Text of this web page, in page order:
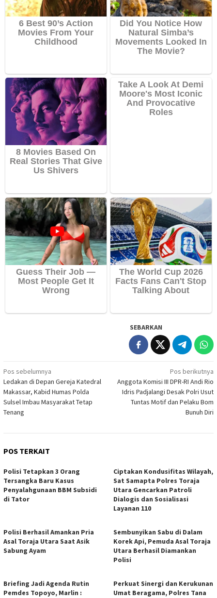
SEBARKAN
Navigasi
pos
Pos sebelumnya
Ledakan di Depan Gereja Katedral
Makassar, Kabid Humas Polda
Sulsel Imbau Masyarakat Tetap
Tenang
Pos berikutnya
Anggota Komisi III DPR-RI Andi Rio
Idris Padjalangi Desak Polri Usut
Tuntas Motif dan Pelaku Bom
Bunuh Diri
POS TERKAIT
Polisi Tetapkan 3 Orang
Tersangka Baru Kasus
Penyalahgunaan BBM Subsidi
di Tator
Ciptakan Kondusifitas Wilayah,
Sat Samapta Polres Toraja
Utara Gencarkan Patroli
Dialogis dan Sosialisasi
Layanan 110
Polisi Berhasil Amankan Pria
Asal Toraja Utara Saat Asik
Sabung Ayam
Sembunyikan Sabu di Dalam
Korek Api, Pemuda Asal Toraja
Utara Berhasil Diamankan
Polisi
Briefing Jadi Agenda Rutin
Pemdes Topoyo, Marlin :
Perkuat Sinergi dan Kerukunan
Umat Beragama, Polres Tana